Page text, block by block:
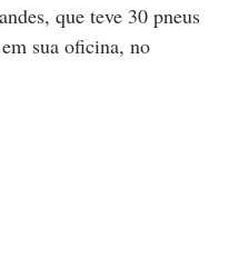
que teve 30 pneus
sua oficina, no